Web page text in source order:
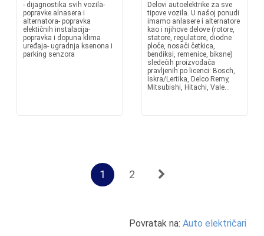
- dijagnostika svih vozila-
popravke alnasera i
alternatora- popravka
elektičnih instalacija-
popravka i dopuna klima
uređaja- ugradnja ksenona i
parking senzora
Delovi autoelektrike za sve
tipove vozila. U našoj ponudi
imamo anlasere i alternatore
kao i njihove delove (rotore,
statore, regulatore, diodne
ploče, nosači četkica,
bendiksi, remenice, biksne)
sledećih proizvođača
pravljenih po licenci: Bosch,
Iskra/Lertika, Delco Remy,
Mitsubishi, Hitachi, Vale...
1 2
Povratak na: Auto električari